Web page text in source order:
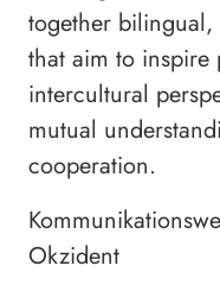
together
that aim to
intercultural
mutual
cooperation.
Okzident